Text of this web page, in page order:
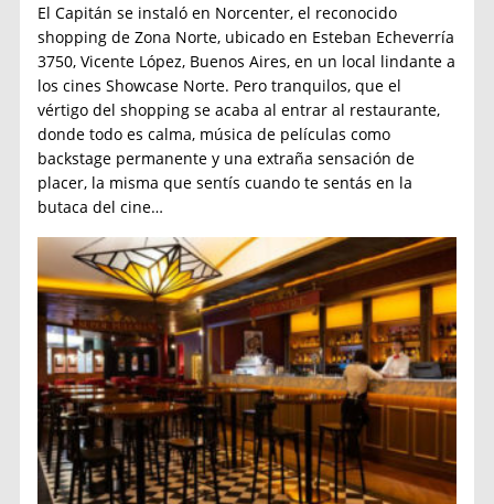
El Capitán se instaló en Norcenter, el reconocido
shopping de Zona Norte, ubicado en Esteban Echeverría
3750, Vicente López, Buenos Aires, en un local lindante a
los cines Showcase Norte. Pero tranquilos, que el
vértigo del shopping se acaba al entrar al restaurante,
donde todo es calma, música de películas como
backstage permanente y una extraña sensación de
placer, la misma que sentís cuando te sentás en la
butaca del cine…